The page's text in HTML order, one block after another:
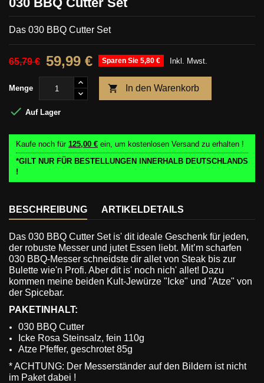
Das 030 BBQ Cutter Set
65,79 € 59,99 € Sparen Sie 5,80 € Inkl. Mwst.
Menge  In den Warenkorb
 Auf Lager
Kaufe noch für 125,00 € ein, um kostenlosen Versand zu erhalten !
*GILT NUR FÜR BESTELLUNGEN INNERHALB DEUTSCHLANDS
!
BESCHREIBUNG ARTIKELDETAILS
Das 030 BBQ Cutter Set is' dit ideale Geschenk für jeden,
der robuste Messer und jutet Essen liebt. Mit’m scharfen
030 BBQ-Messer schneidste dir allet von Steak bis zur
Bulette wie'n Profi. Aber dit is' noch nich' allet! Dazu
kommen meine beiden Kult-Jewürze "Icke" und "Atze" von
der Spicebar.
PAKETINHALT:
030 BBQ Cutter
Icke Rosa Steinsalz, fein 110g
Atze Pfeffer, geschrotet 85g
* ACHTUNG: Der Messerständer auf den Bildern ist nicht
im Paket dabei !